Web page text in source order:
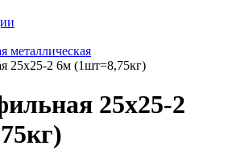
металлическая
25х25-2 6м (1шт=8,75кг)
25х25-2